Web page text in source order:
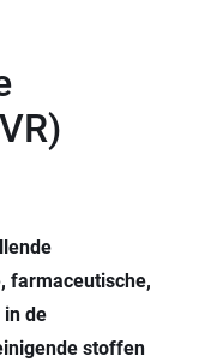
farmaceutische,
de
stoffen